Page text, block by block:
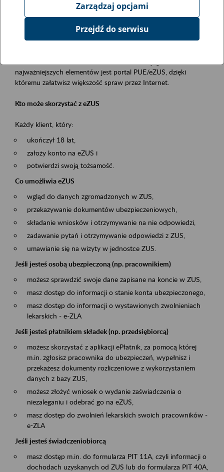
Event description
Platforma Usług Elektronicznych ZUS eZUS
najważniejszych elementów jest portal PUE/eZUS, dzięki
któremu załatwisz większość spraw przez Internet.
Kto może skorzystać z eZUS
Każdy klient, który:
ukończył 18 lat,
założy konto na eZUS i
potwierdzi swoją tożsamość.
Co umożliwia eZUS
wgląd do danych zgromadzonych w ZUS,
przekazywanie dokumentów ubezpieczeniowych,
składanie wniosków i otrzymywanie na nie odpowiedzi,
zadawanie pytań i otrzymywanie odpowiedzi z ZUS,
umawianie się na wizyty w jednostce ZUS.
Jeśli jesteś osobą ubezpieczoną (np. pracownikiem)
możesz sprawdzić swoje dane zapisane na koncie w ZUS,
masz dostęp do informacji o stanie konta ubezpieczonego,
masz dostęp do informacji o wystawionych zwolnieniach
lekarskich - e-ZLA
Jeśli jesteś płatnikiem składek (np. przedsiębiorcą)
możesz skorzystać z aplikacji ePłatnik, za pomocą której
m.in. zgłosisz pracownika do ubezpieczeń, wypełnisz i
przekażesz dokumenty rozliczeniowe z wykorzystaniem
danych z bazy ZUS,
możesz złożyć wniosek o wydanie zaświadczenia o
niezaleganiu i odebrać go na eZUS,
masz dostęp do zwolnień lekarskich swoich pracowników -
e-ZLA
Jeśli jesteś świadczeniobiorcą
masz dostęp m.in. do formularza PIT 11A, czyli informacji o
dochodach uzyskanych od ZUS lub do formularza PIT 40A,
Zarządzaj opcjami
Przejdź do serwisu